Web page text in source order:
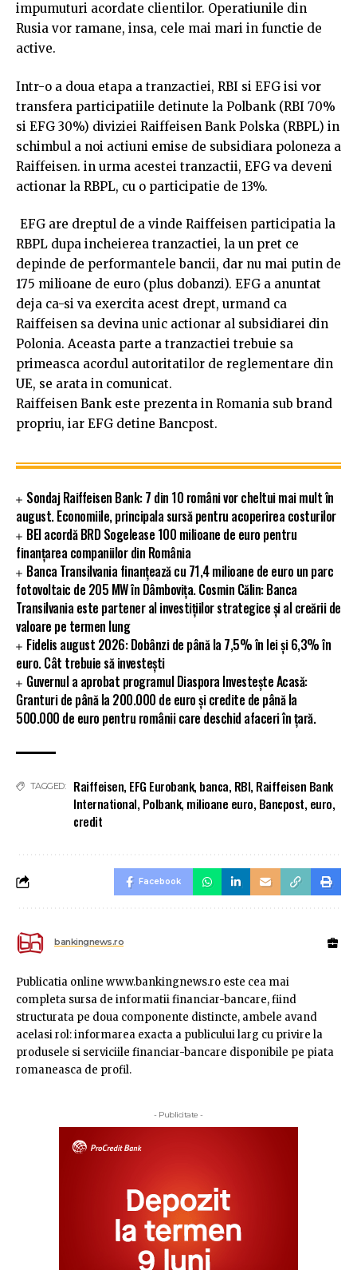
impumuturi acordate clientilor. Operatiunile din
Rusia vor ramane, insa, cele mai mari in functie de
active.
Intr-o a doua etapa a tranzactiei, RBI si EFG isi vor
transfera participatiile detinute la Polbank (RBI 70%
si EFG 30%) diviziei Raiffeisen Bank Polska (RBPL) in
schimbul a noi actiuni emise de subsidiara poloneza a
Raiffeisen. in urma acestei tranzactii, EFG va deveni
actionar la RBPL, cu o participatie de 13%.
EFG are dreptul de a vinde Raiffeisen participatia la
RBPL dupa incheierea tranzactiei, la un pret ce
depinde de performantele bancii, dar nu mai putin de
175 milioane de euro (plus dobanzi). EFG a anuntat
deja ca-si va exercita acest drept, urmand ca
Raiffeisen sa devina unic actionar al subsidiarei din
Polonia. Aceasta parte a tranzactiei trebuie sa
primeasca acordul autoritatilor de reglementare din
UE, se arata in comunicat.
Raiffeisen Bank este prezenta in Romania sub brand
propriu, iar EFG detine Bancpost.
Sondaj Raiffeisen Bank: 7 din 10 români vor cheltui mai mult în
august. Economiile, principala sursă pentru acoperirea costurilor
BEI acordă BRD Sogelease 100 milioane de euro pentru
finanțarea companiilor din România
Banca Transilvania finanțează cu 71,4 milioane de euro un parc
fotovoltaic de 205 MW în Dâmbovița. Cosmin Călin: Banca
Transilvania este partener al investițiilor strategice și al creării de
valoare pe termen lung
Fidelis august 2026: Dobânzi de până la 7,5% în lei și 6,3% în
euro. Cât trebuie să investești
Guvernul a aprobat programul Diaspora Investește Acasă:
Granturi de până la 200.000 de euro și credite de până la
500.000 de euro pentru românii care deschid afaceri în țară.
TAGGED: Raiffeisen, EFG Eurobank, banca, RBI, Raiffeisen Bank
International, Polbank, milioane euro, Bancpost, euro,
credit
Facebook
bankingnews.ro
Publicatia online www.bankingnews.ro este cea mai
completa sursa de informatii financiar-bancare, fiind
structurata pe doua componente distincte, ambele avand
acelasi rol: informarea exacta a publicului larg cu privire la
produsele si serviciile financiar-bancare disponibile pe piata
romaneasca de profil.
- Publicitate -